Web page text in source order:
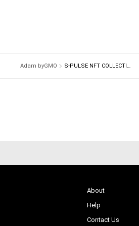
Adam byGMO S-PULSE NFT COLLECTION 『パルコレ』
About
Help
Contact Us